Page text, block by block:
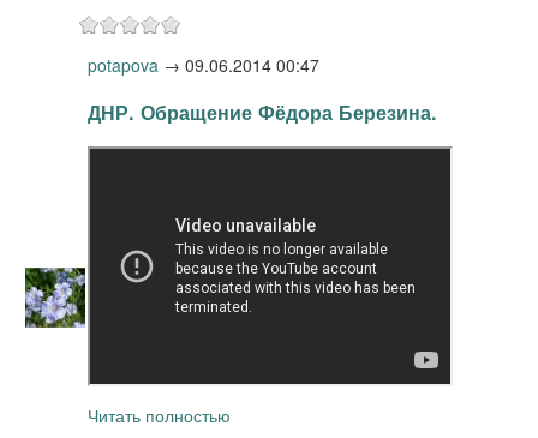
potapova → 09.06.2014 00:47
ДНР. Обращение Фёдора Березина.
Читать полностью